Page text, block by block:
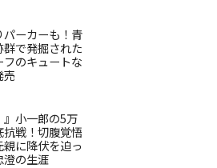
パーカーも！青
で発掘された
フのキュートな
売
』小一郎の5万
戦！切腹覚悟
に降伏を迫っ
澄の生涯